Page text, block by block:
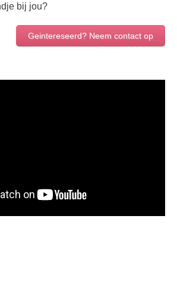
bij jou?
Geintereseerd? Neem contact op